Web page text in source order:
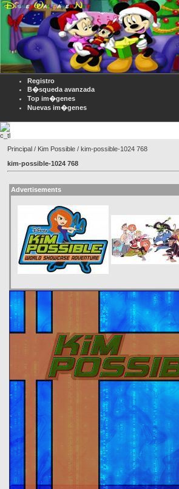
Registro
B�squeda avanzada
Top im�genes
Nuevas im�genes
Principal / Kim Possible / kim-possible-1024 768
kim-possible-1024 768
Advertisements